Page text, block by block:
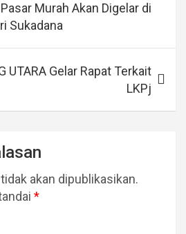
Murah Akan Digelar di
Sukadana
UTARA Gelar Rapat Terkait
LKPj
akan dipublikasikan.
*